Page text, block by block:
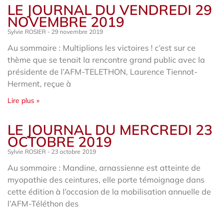
LE JOURNAL DU VENDREDI 29
NOVEMBRE 2019
Sylvie ROSIER 29 novembre 2019
Au sommaire : Multiplions les victoires ! c’est sur ce
thème que se tenait la rencontre grand public avec la
présidente de l’AFM-TELETHON, Laurence Tiennot-
Herment, reçue à
Lire plus »
LE JOURNAL DU MERCREDI 23
OCTOBRE 2019
Sylvie ROSIER 23 octobre 2019
Au sommaire : Mandine, arnassienne est atteinte de
myopathie des ceintures, elle porte témoignage dans
cette édition à l’occasion de la mobilisation annuelle de
l’AFM-Téléthon des